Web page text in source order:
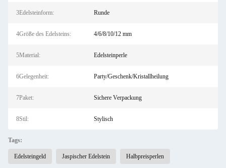
3Edelsteinform: Runde
4Größe des Edelsteins: 4/6/8/10/12 mm
5Material: Edelsteinperle
6Gelegenheit: Party/Geschenk/Kristallheilung
7Paket: Sichere Verpackung
8Stil: Stylisch
Tags:
Edelsteingeld Jaspischer Edelstein Halbpreisperlen